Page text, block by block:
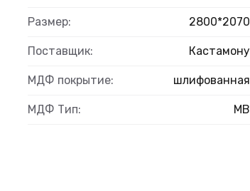
Размер: 2800*2070
Поставщик: Кастамону
МДФ покрытие: шлифованная
МДФ Тип: MB